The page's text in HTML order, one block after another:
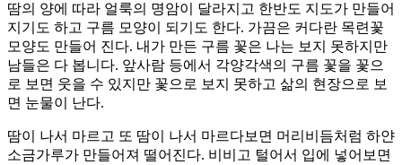
땀의 양에 따라 얼룩의 명암이 달라지고 한반도 지도가 만들어
지기도 하고 구름 모양이 되기도 한다. 가끔은 커다란 목련꽃
모양도 만들어 진다. 내가 만든 구름 꽃은 나는 보지 못하지만
남들은 다 봅니다. 앞사람 등에서 각양각색의 구름 꽃을 꽃으
로 보면 웃을 수 있지만 꽃으로 보지 못하고 삶의 현장으로 보
면 눈물이 난다.
땀이 나서 마르고 또 땀이 나서 마르다보면 머리비듬처럼 하얀
소금가루가 만들어져 떨어진다. 비비고 털어서 입에 넣어보면